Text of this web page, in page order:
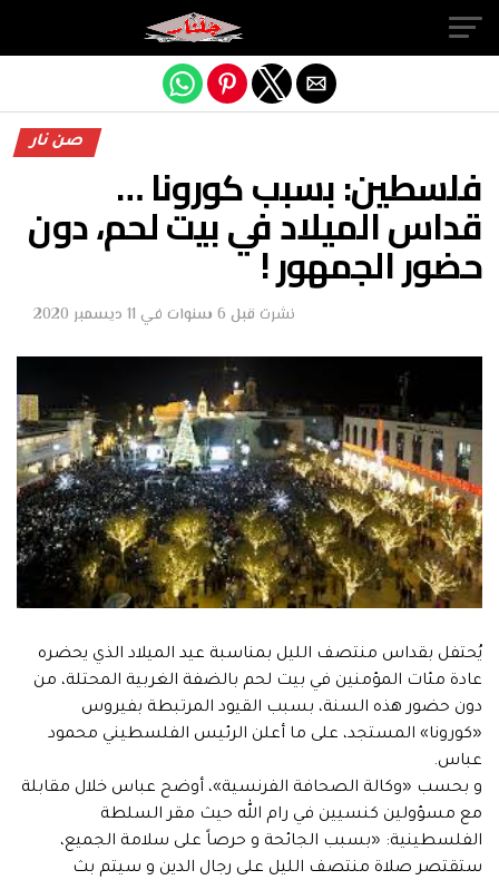
صن نار
فلسطين: بسبب كورونا …
قداس الميلاد في بيت لحم، دون
حضور الجمهور !
نشرت قبل 6 سنوات في 11 ديسمبر 2020
يُحتفل بقداس منتصف الليل بمناسبة عيد الميلاد الذي يحضره
عادة مئات المؤمنين في بيت لحم بالضفة الغربية المحتلة، من
دون حضور هذه السنة، بسبب القيود المرتبطة بفيروس
«كورونا» المستجد، على ما أعلن الرئيس الفلسطيني محمود
عباس.
و بحسب «وكالة الصحافة الفرنسية»، أوضح عباس خلال مقابلة
مع مسؤولين كنسيين في رام الله حيث مقر السلطة
الفلسطينية: «بسبب الجائحة و حرصاً على سلامة الجميع،
ستقتصر صلاة منتصف الليل على رجال الدين و سيتم بث
Exit mobile version